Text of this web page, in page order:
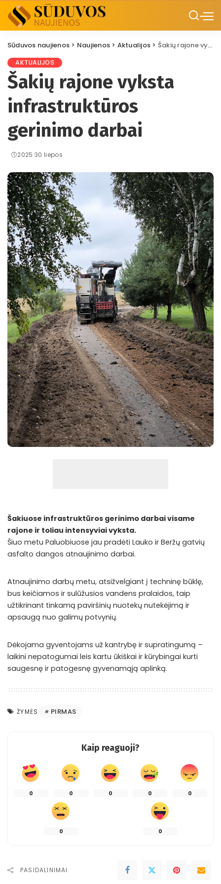
Sūduvos naujienos > Naujienos > Aktualijos > Šakių rajone vyksta infrastruktūros gerinimo darbai
AKTUALIJOS
Šakių rajone vyksta
infrastruktūros
gerinimo darbai
2025 30 liepos
Šakiuose infrastruktūros gerinimo darbai visame
rajone ir toliau intensyviai vyksta.
Šiuo metu Paluobiuose jau pradėti Lauko ir Beržų gatvių
asfalto dangos atnaujinimo darbai.
Atnaujinimo darbų metu, atsižvelgiant į techninę būklę,
bus keičiamos ir sulūžusios vandens pralaidos, taip
užtikrinant tinkamą paviršinių nuotekų nutekėjimą ir
apsaugą nuo galimų potvynių.
Dėkojama gyventojams už kantrybę ir supratingumą –
laikini nepatogumai leis kartu ūkiškai ir kūrybingai kurti
saugesnę ir patogesnę gyvenamąją aplinką.
ŽYMĖS PIRMAS
Kaip reaguoji?
0 0 0 0 0
0 0
PASIDALINIMAI